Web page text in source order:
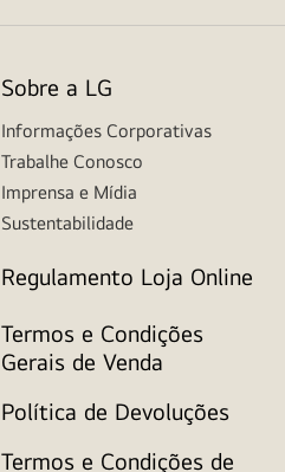
Sobre a LG
Informações Corporativas
Trabalhe Conosco
Imprensa e Mídia
Sustentabilidade
Regulamento Loja Online
Termos e Condições
Gerais de Venda
Política de Devoluções
Termos e Condições de